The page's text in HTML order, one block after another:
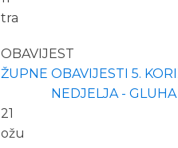
tra
OBAVIJEST
ŽUPNE OBAVIJESTI 5.
NEDJELJA - GLUHA
21
ožu